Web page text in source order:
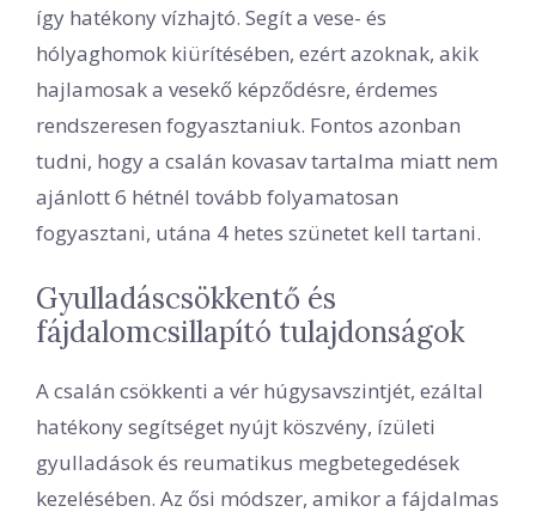
így hatékony vízhajtó. Segít a vese- és
hólyaghomok kiürítésében, ezért azoknak, akik
hajlamosak a vesekő képződésre, érdemes
rendszeresen fogyasztaniuk. Fontos azonban
tudni, hogy a csalán kovasav tartalma miatt nem
ajánlott 6 hétnél tovább folyamatosan
fogyasztani, utána 4 hetes szünetet kell tartani.
Gyulladáscsökkentő és
fájdalomcsillapító tulajdonságok
A csalán csökkenti a vér húgysavszintjét, ezáltal
hatékony segítséget nyújt köszvény, ízületi
gyulladások és reumatikus megbetegedések
kezelésében. Az ősi módszer, amikor a fájdalmas